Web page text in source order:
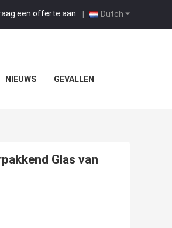
Dutch
een offerte aan |
NIEUWS GEVALLEN
Glas van